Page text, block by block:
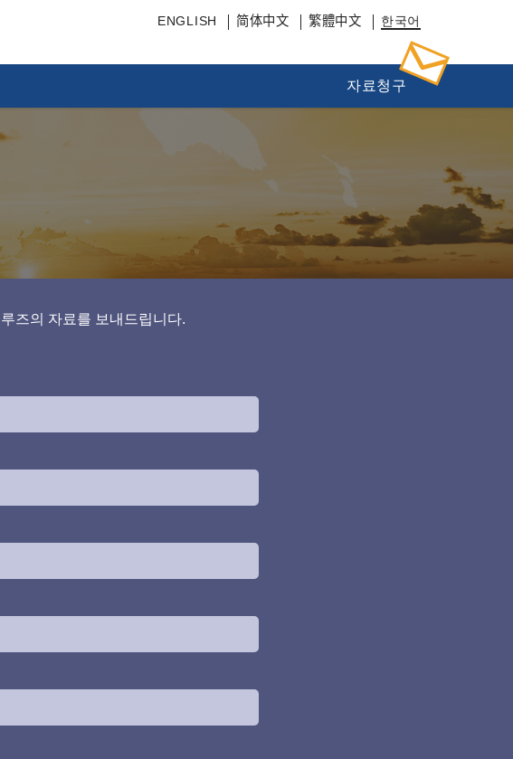
ENGLISH 简体中文 繁體中文 한국어
자료청구
즈의 자료를 보내드립니다.